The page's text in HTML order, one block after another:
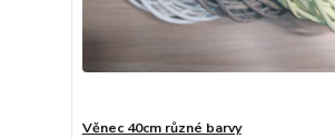
Věnec 40cm různé barvy